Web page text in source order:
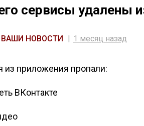
сервисы удалены
ВАШИ НОВОСТИ 1 месяц назад
из приложения пропали:
ВКонтакте